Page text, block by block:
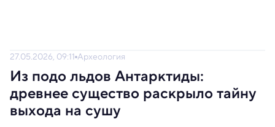
27.05.2026, 09:11 Археология
Из подо льдов Антарктиды:
древнее существо раскрыло тайну
выхода на сушу